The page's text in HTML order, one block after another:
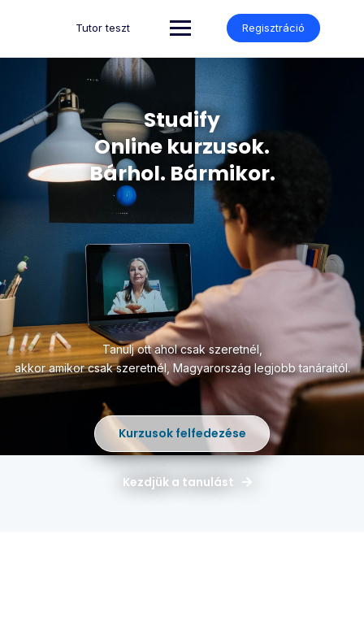
Tutor teszt Regisztráció
Studify
Online kurzusok.
Bárhol. Bármikor.
Tanulj ott ahol csak szeretnél,
akkor amikor csak szeretnél,Magyarország legjobb tanáraitól.
Kurzusok felfedezése
Kezdjük a tanulást